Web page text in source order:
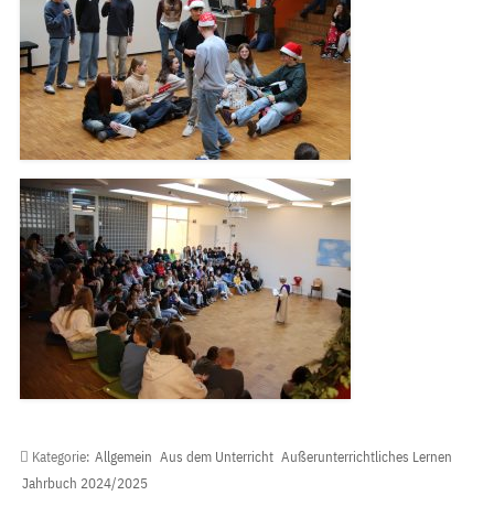
Kategorie: Allgemein Aus dem Unterricht Außerunterrichtliches Lernen
Jahrbuch 2024/2025